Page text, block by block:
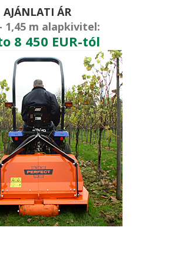
AJÁNLATI ÁR
1,45 m alapkivitel:
8 450 EUR-tól